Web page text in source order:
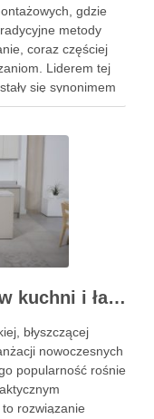
gdzie
metody
coraz częściej
Liderem tej
się synonimem
dwustronne 3m
Jak wykorzystać Lacobel w kuchni i łazience?
błyszczącej
nowoczesnych
popularność rośnie
rozwiązanie